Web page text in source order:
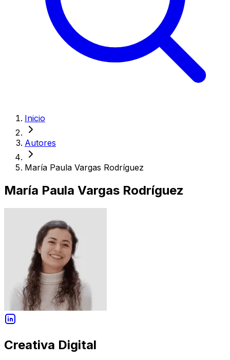
Inicio
Autores
María Paula Vargas Rodríguez
María Paula Vargas Rodríguez
Creativa Digital